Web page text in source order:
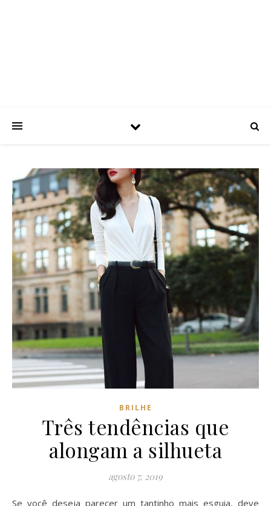
BRILHE
Três tendências que
alongam a silhueta
agosto 7, 2019
Se você deseja parecer um tantinho mais esguia, deve